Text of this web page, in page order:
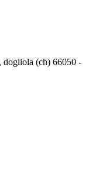
dogliola (ch) 66050 -